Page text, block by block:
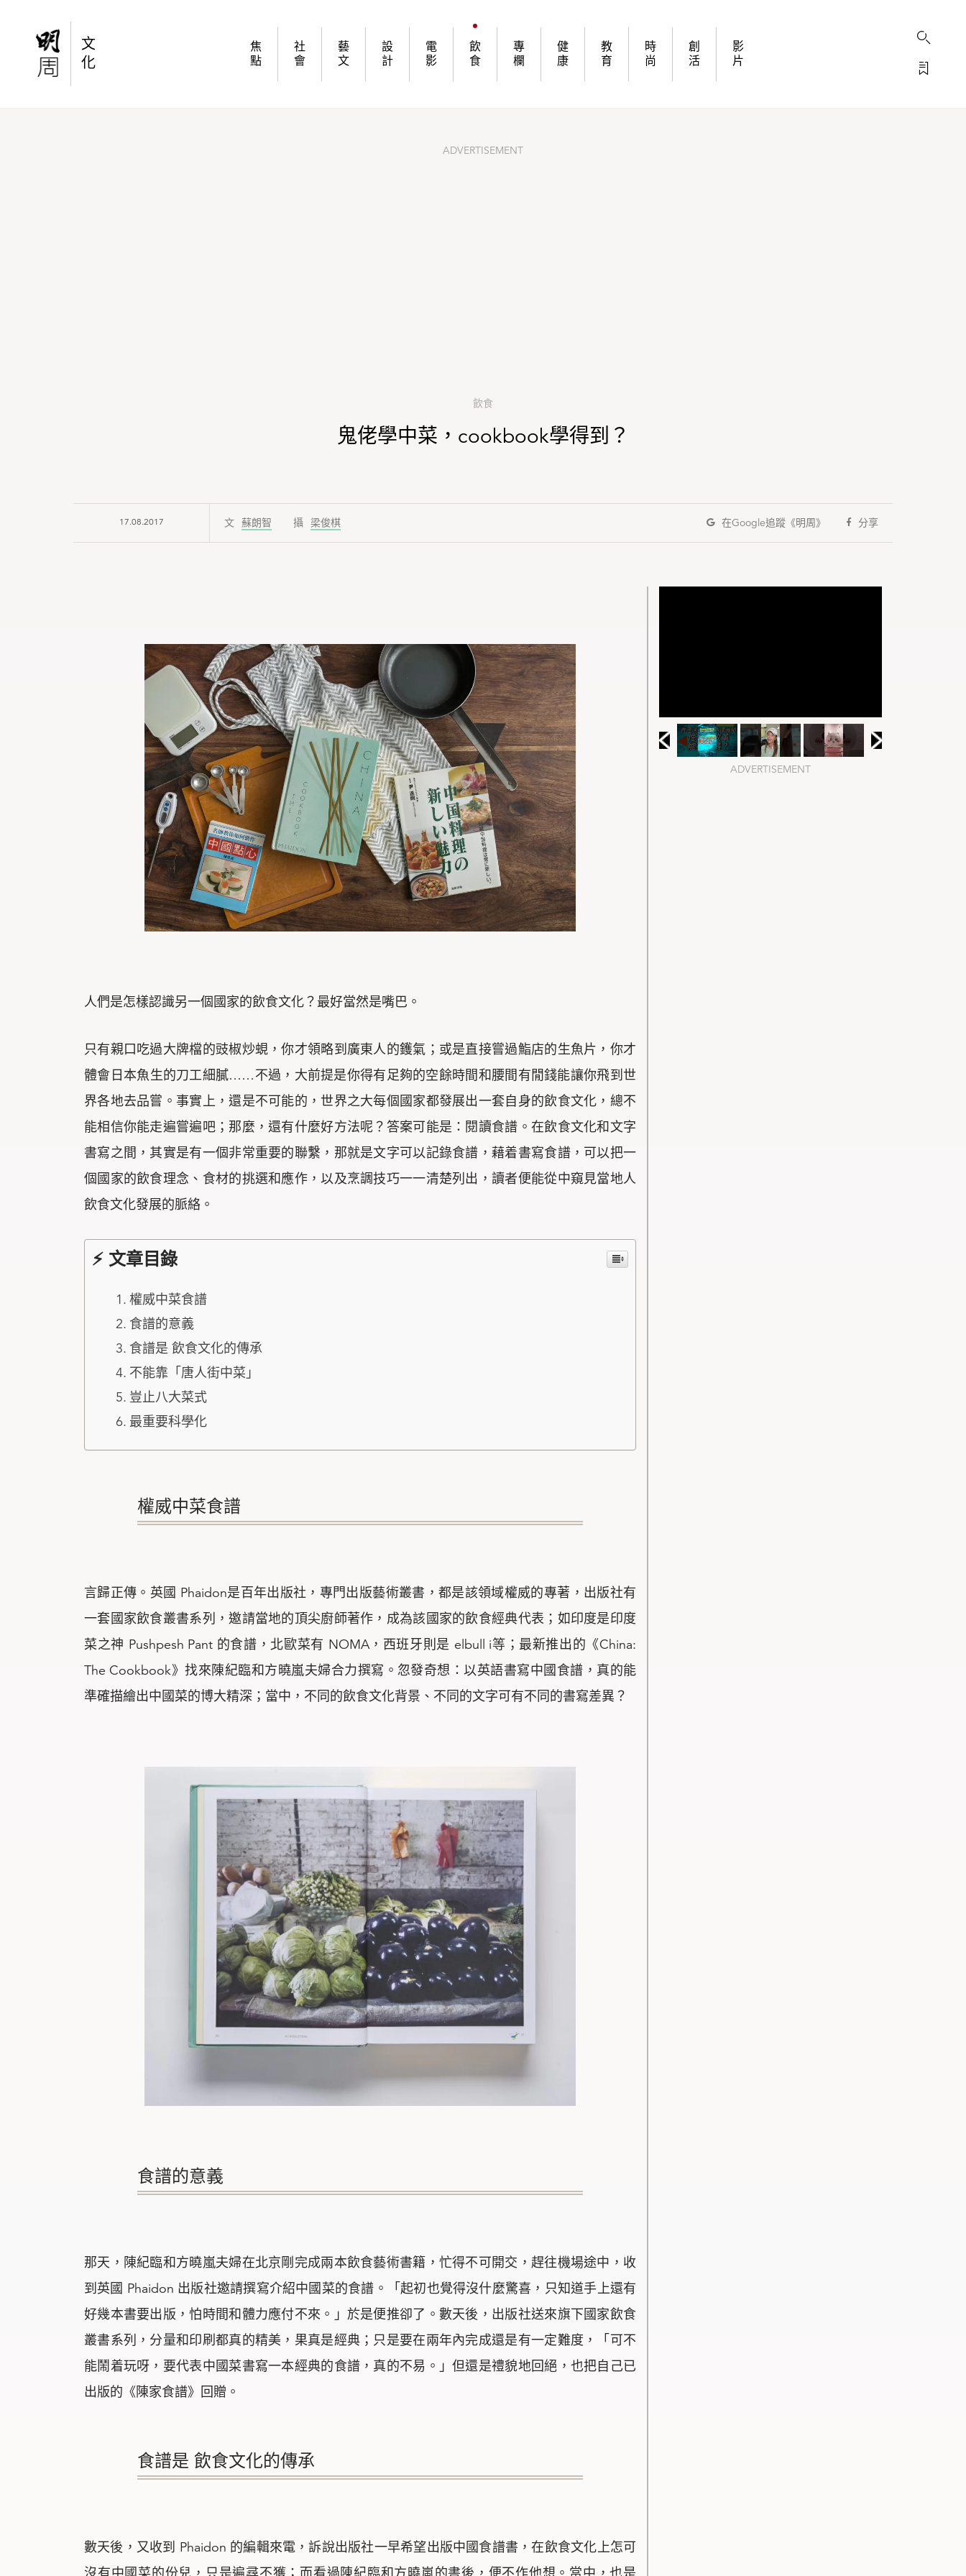
文
化
焦
點
社
會
藝
文
設
計
電
影
飲
食
專
欄
健
康
教
育
時
尚
創
活
影
片
ADVERTISEMENT
飲食
鬼佬學中菜，cookbook學得到？
17.08.2017 蘇朗智 梁俊棋 在Google追蹤《明周》 分享
人們是怎樣認識另一個國家的飲食文化？最好當然是嘴巴。
只有親口吃過大牌檔的豉椒炒蜆，你才領略到廣東人的鑊氣；或是直接嘗過鮨店的生魚片，你才
體會日本魚生的刀工細膩……不過，大前提是你得有足夠的空餘時間和腰間有閒錢能讓你飛到世
界各地去品嘗。事實上，還是不可能的，世界之大每個國家都發展出一套自身的飲食文化，總不
能相信你能走遍嘗遍吧；那麼，還有什麼好方法呢？答案可能是：閱讀食譜。在飲食文化和文字
書寫之間，其實是有一個非常重要的聯繫，那就是文字可以記錄食譜，藉着書寫食譜，可以把一
個國家的飲食理念、食材的挑選和應作，以及烹調技巧一一清楚列出，讀者便能從中窺見當地人
飲食文化發展的脈絡。
⚡ 文章目錄
權威中菜食譜
食譜的意義
食譜是 飲食文化的傳承
不能靠「唐人街中菜」
豈止八大菜式
最重要科學化
權威中菜食譜
言歸正傳。英國 Phaidon是百年出版社，專門出版藝術叢書，都是該領域權威的專著，出版社有
一套國家飲食叢書系列，邀請當地的頂尖廚師著作，成為該國家的飲食經典代表；如印度是印度
菜之神 Pushpesh Pant 的食譜，北歐菜有 NOMA，西班牙則是 elbull i等；最新推出的《China:
The Cookbook》找來陳紀臨和方曉嵐夫婦合力撰寫。忽發奇想：以英語書寫中國食譜，真的能
準確描繪出中國菜的博大精深；當中，不同的飲食文化背景、不同的文字可有不同的書寫差異？
食譜的意義
那天，陳紀臨和方曉嵐夫婦在北京剛完成兩本飲食藝術書籍，忙得不可開交，趕往機場途中，收
到英國 Phaidon 出版社邀請撰寫介紹中國菜的食譜。「起初也覺得沒什麼驚喜，只知道手上還有
好幾本書要出版，怕時間和體力應付不來。」於是便推卻了。數天後，出版社送來旗下國家飲食
叢書系列，分量和印刷都真的精美，果真是經典；只是要在兩年內完成還是有一定難度，「可不
能鬧着玩呀，要代表中國菜書寫一本經典的食譜，真的不易。」但還是禮貌地回絕，也把自己已
出版的《陳家食譜》回贈。
食譜是 飲食文化的傳承
數天後，又收到 Phaidon 的編輯來電，訴說出版社一早希望出版中國食譜書，在飲食文化上怎可
ADVERTISEMENT